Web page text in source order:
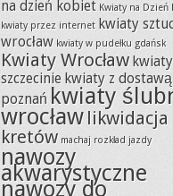
na dzień kobiet Kwiaty na Dzień
kwiaty przez internet kwiaty
wrocław kwiaty w pudełku gdańsk
Kwiaty Wrocław
szczecinie kwiaty z dostawą
poznań kwiaty
wrocław likwidacja
kretów machaj rozkład jazdy
nawozy
akwarystyczne
nawozy do